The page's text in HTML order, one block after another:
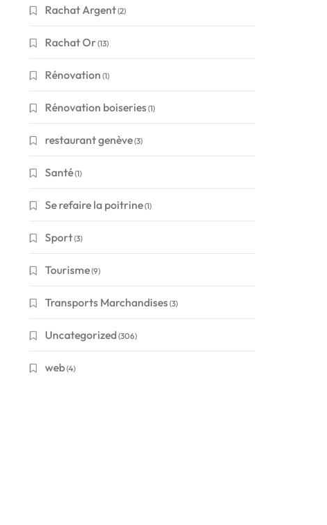
Rachat Argent(2)
Rachat Or(13)
Rénovation (1)
Rénovation boiseries(1)
restaurant genève(3)
Santé(1)
Se refaire la poitrine(1)
Sport(3)
Tourisme(9)
Transports Marchandises(3)
Uncategorized(306)
web(4)